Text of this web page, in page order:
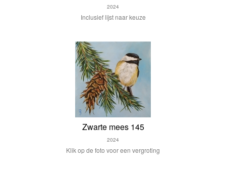
2024
Inclusief lijst naar keuze
Zwarte mees 145
2024
Klik op de foto voor een vergroting